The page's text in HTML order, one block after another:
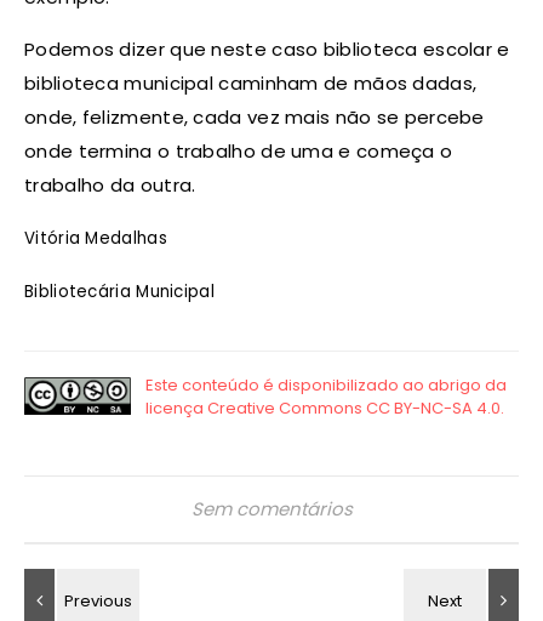
Podemos dizer que neste caso biblioteca escolar e
biblioteca municipal caminham de mãos dadas,
onde, felizmente, cada vez mais não se percebe
onde termina o trabalho de uma e começa o
trabalho da outra.
Vitória Medalhas
Bibliotecária Municipal
Sem comentários